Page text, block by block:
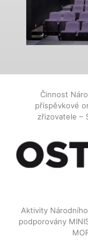
Činnost
příspěvkové
zřizovatele –
Aktivity
podporovány